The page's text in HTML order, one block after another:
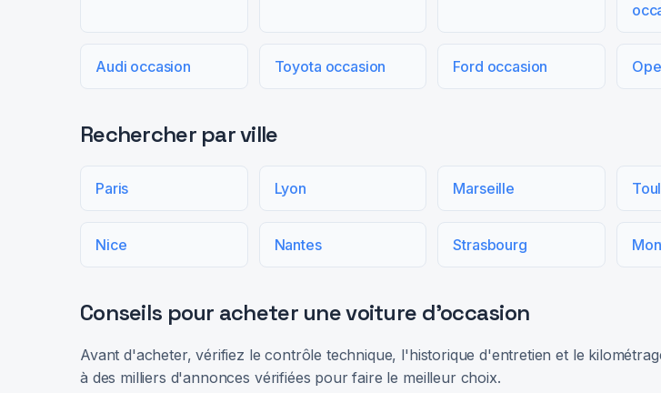
Audi occasion Toyota occasion Ford occasion
Rechercher par ville
Paris Lyon Marseille
Nice Nantes Strasbourg
Conseils pour acheter une voiture d'occasion
Avant d'acheter, vérifiez le contrôle technique, l'historique d'entretien et le
à des milliers d'annonces vérifiées pour faire le meilleur choix.